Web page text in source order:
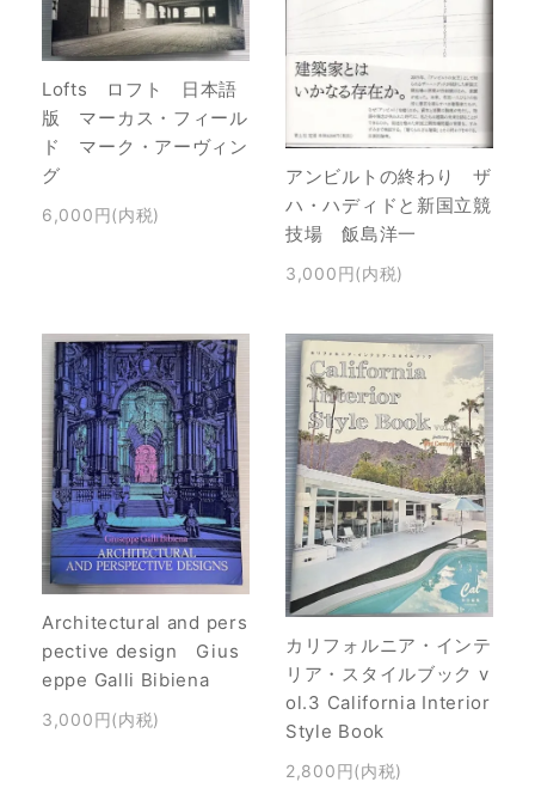
Lofts ロフト 日本語
版 マーカス・フィール
ド マーク・アーヴィン
グ
6,000円(内税)
アンビルトの終わり ザ
ハ・ハディドと新国立競
技場 飯島洋一
3,000円(内税)
Architectural and pers
pective design Gius
eppe Galli Bibiena
3,000円(内税)
カリフォルニア・インテ
リア・スタイルブック v
ol.3 California Interior
Style Book
2,800円(内税)